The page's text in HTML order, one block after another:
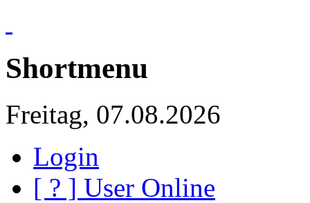
Shortmenu
Freitag, 07.08.2026
Login
[ ? ] User Online